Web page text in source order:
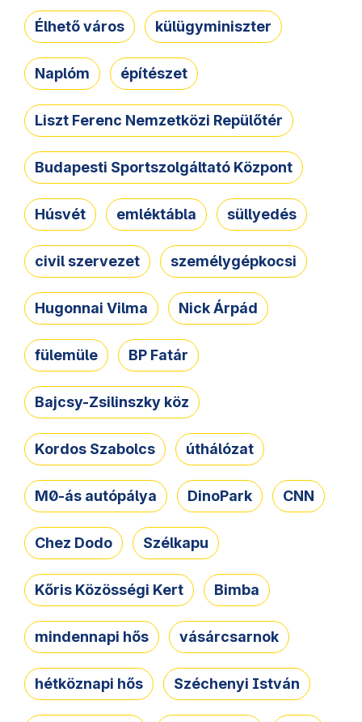
Élhető város külügyminiszter
Naplóm építészet
Liszt Ferenc Nemzetközi Repülőtér
Budapesti Sportszolgáltató Központ
Húsvét emléktábla süllyedés
civil szervezet személygépkocsi
Hugonnai Vilma Nick Árpád
fülemüle BP Fatár
Bajcsy-Zsilinszky köz
Kordos Szabolcs úthálózat
M0-ás autópálya DinoPark CNN
Chez Dodo Szélkapu
Kőris Közösségi Kert Bimba
mindennapi hős vásárcsarnok
hétköznapi hős Széchenyi István